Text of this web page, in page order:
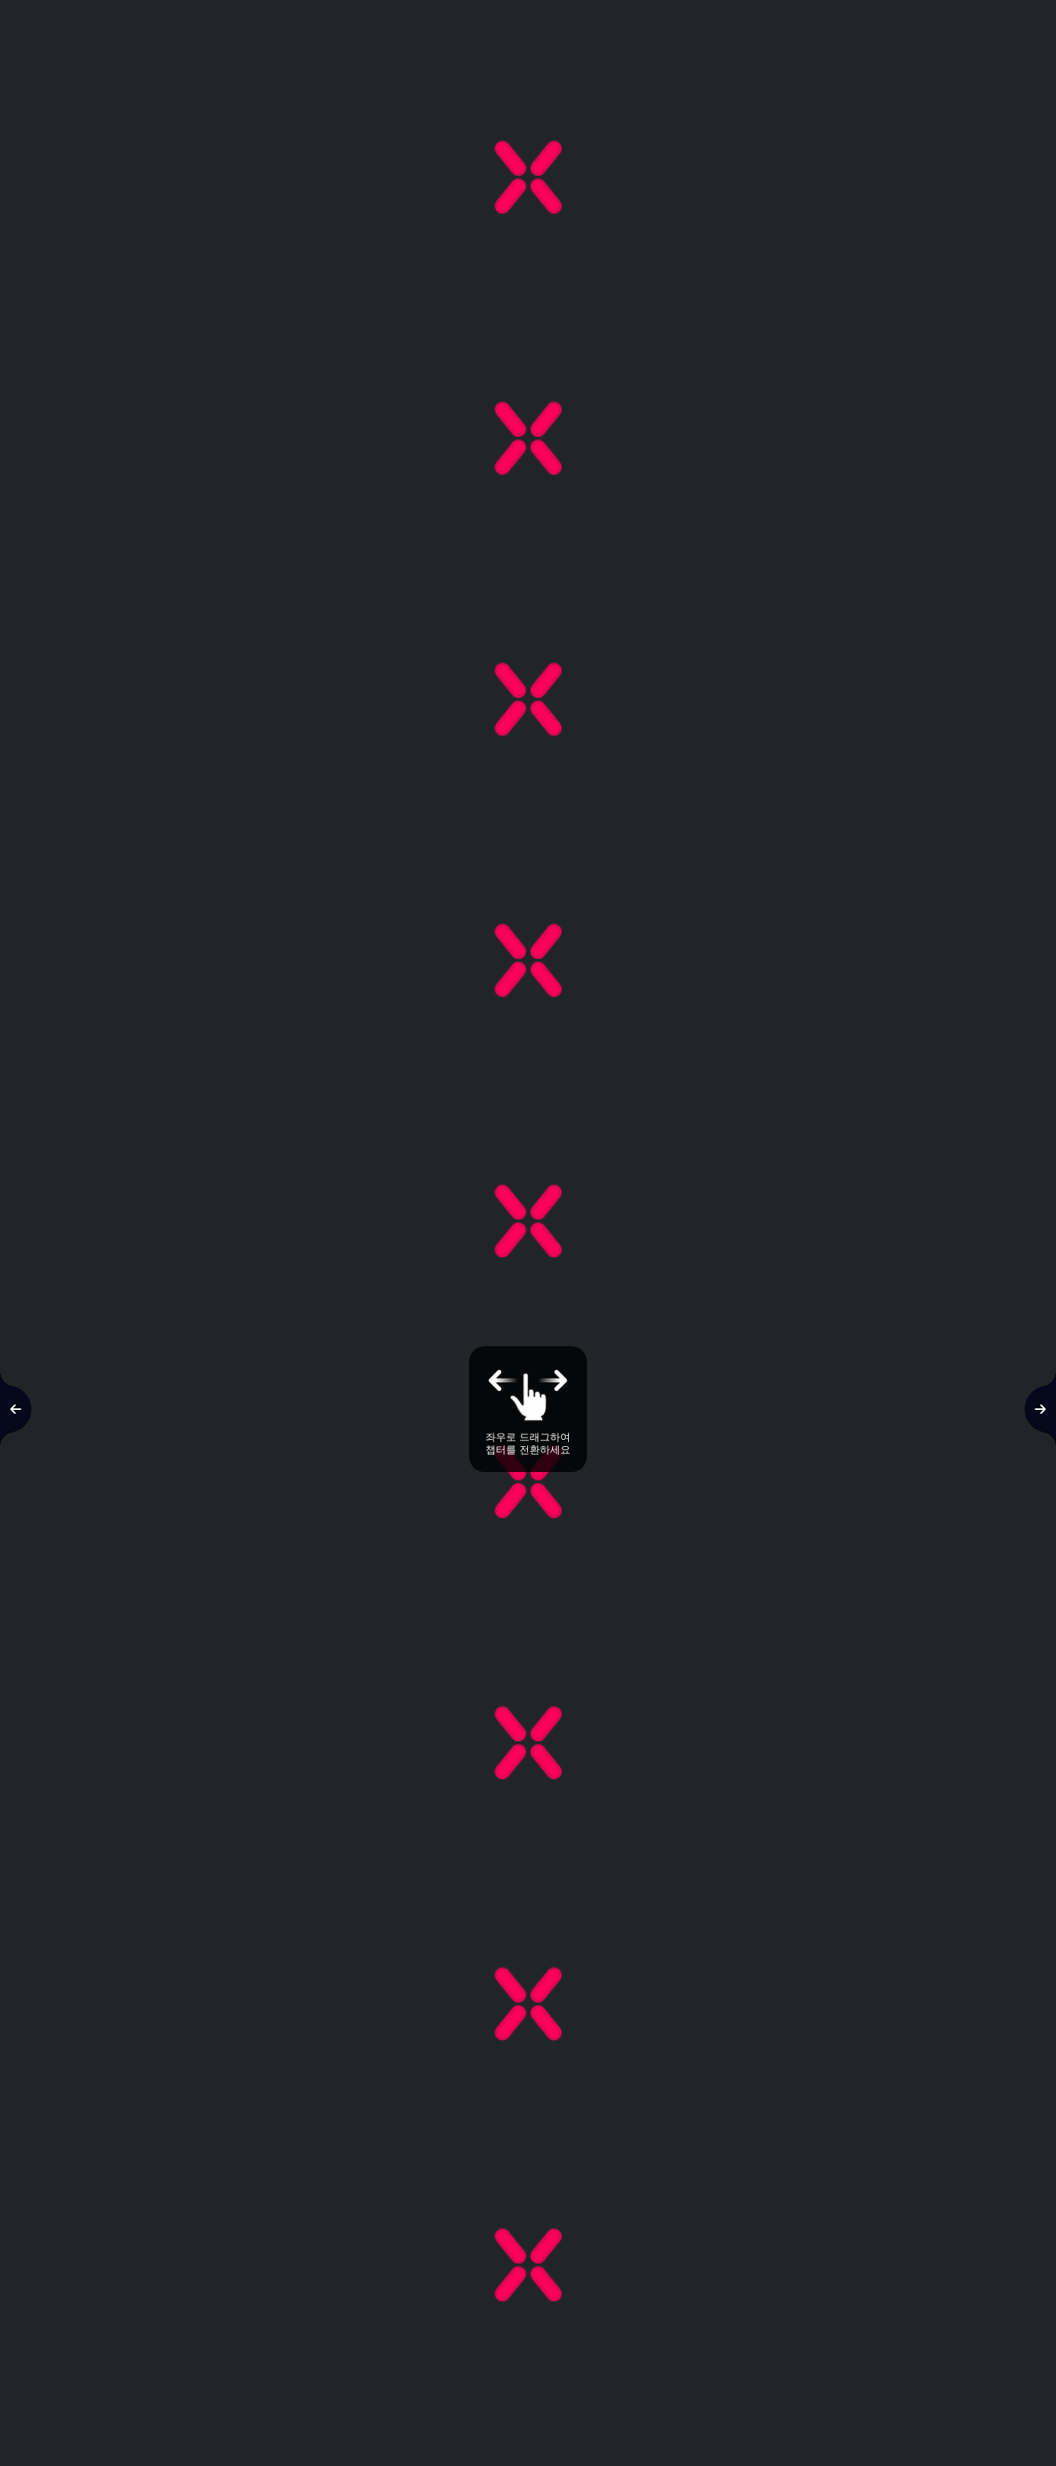
좌우로 드래그하여
챕터를 전환하세요